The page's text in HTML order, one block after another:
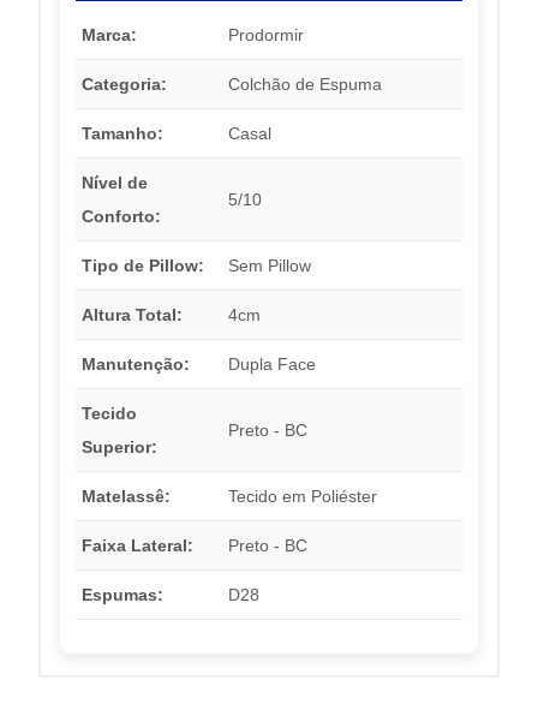
Marca: Prodormir
Categoria: Colchão de Espuma
Tamanho: Casal
Nível de
Conforto:
5/10
Tipo de Pillow: Sem Pillow
Altura Total: 4cm
Manutenção: Dupla Face
Tecido
Superior:
Preto - BC
Matelassê: Tecido em Poliéster
Faixa Lateral: Preto - BC
Espumas: D28